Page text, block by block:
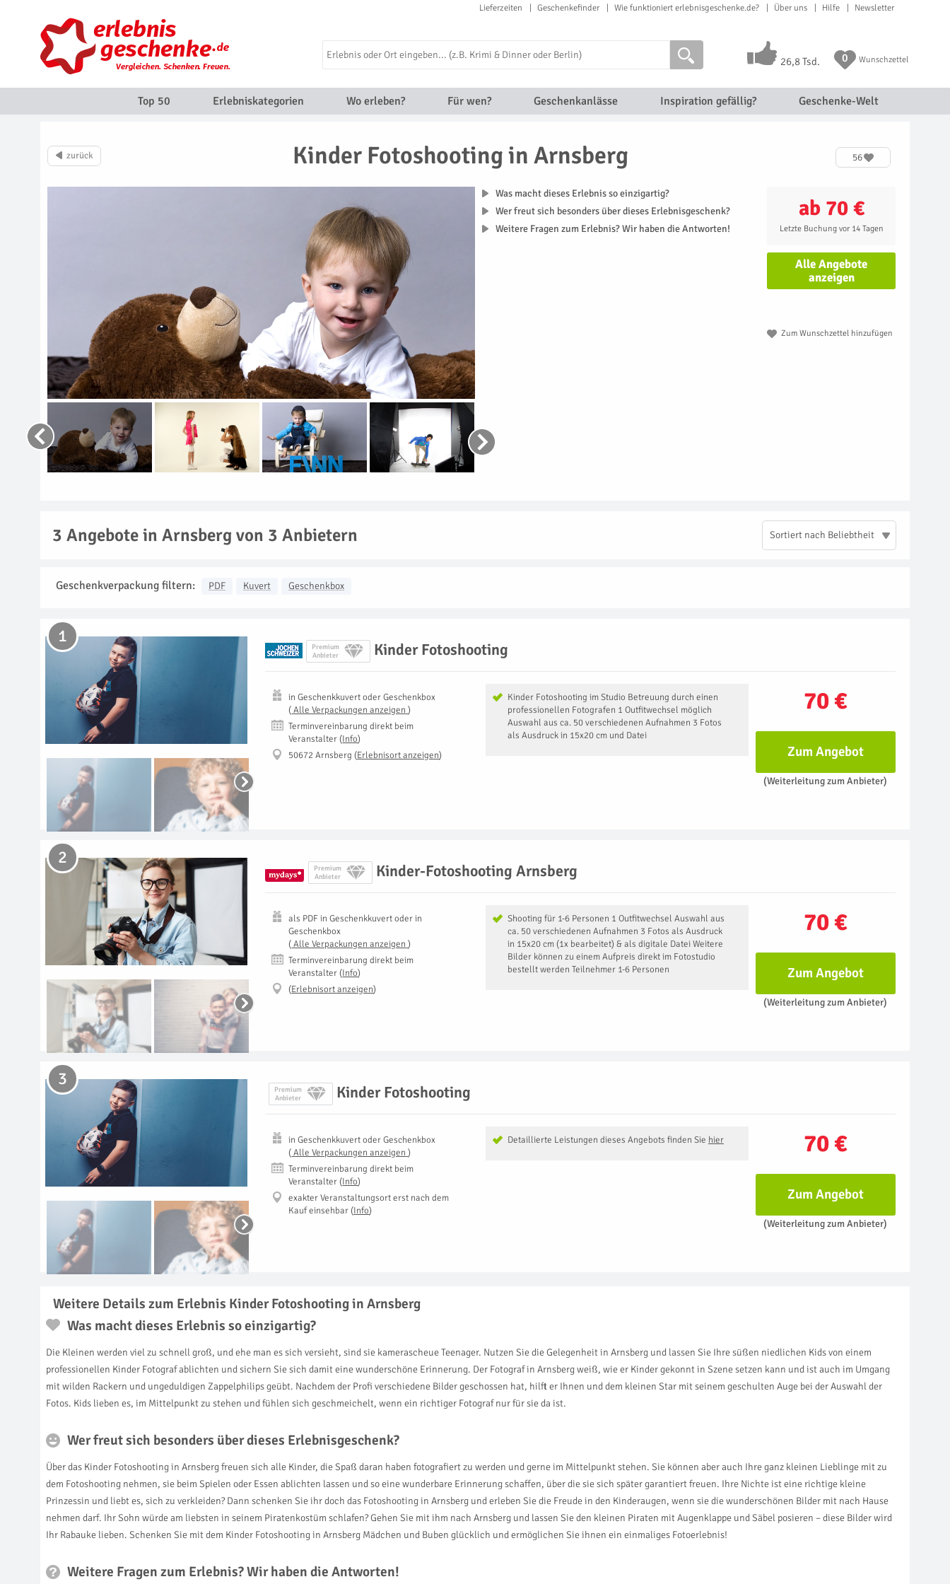
Lieferzeiten Geschenkefinder Wie funktioniert erlebnisgeschenke.de? Über uns Hilfe Newsletter
26,8 Tsd. 0 Wunschzettel
Top 50 Erlebniskategorien Wo erleben? Für wen? Geschenkanlässe Inspiration gefällig? Geschenke-Welt
Kinder Fotoshooting in Arnsberg 56
ab 70 €
Letzte Buchung vor 14 Tagen
Alle Angebote
anzeigen
Zum Wunschzettel hinzufügen
Was macht dieses Erlebnis so einzigartig?
Wer freut sich besonders über dieses Erlebnisgeschenk?
Weitere Fragen zum Erlebnis? Wir haben die Antworten!
3 Angebote in Arnsberg von 3 Anbietern Sortiert nach Beliebtheit
Geschenkverpackung filtern: PDF Kuvert Geschenkbox
Premium
Anbieter
Kinder Fotoshooting
1
70 €
Kinder Fotoshooting im Studio Betreuung durch einen
professionellen Fotografen 1 Outfitwechsel möglich
Auswahl aus ca. 50 verschiedenen Aufnahmen 3 Fotos
als Ausdruck in 15x20 cm und Datei
inGeschenkkuvert oder Geschenkbox
( Alle Verpackungen anzeigen )
Terminvereinbarung direkt beim
Veranstalter (Info)
50672 Arnsberg (Erlebnisort anzeigen) Zum Angebot
(Weiterleitung zum Anbieter)
Premium
Anbieter
Kinder-Fotoshooting Arnsberg
2
70 €
Shooting für 1-6 Personen 1 Outfitwechsel Auswahl aus
ca. 50 verschiedenen Aufnahmen 3 Fotos als Ausdruck
in 15x20 cm (1x bearbeitet) & als digitale Datei Weitere
Bilder können zu einem Aufpreis direkt im Fotostudio
bestellt werden Teilnehmer 1-6 Personen
als PDFinGeschenkkuvert oder in
Geschenkbox
( Alle Verpackungen anzeigen )
Terminvereinbarung direkt beim
Veranstalter (Info)
(Erlebnisort anzeigen)
Zum Angebot
(Weiterleitung zum Anbieter)
Premium
Anbieter
Kinder Fotoshooting
3
70 €
Detaillierte Leistungen dieses Angebots finden Sie hier
inGeschenkkuvert oder Geschenkbox
( Alle Verpackungen anzeigen )
Terminvereinbarung direkt beim
Veranstalter (Info)
exakter Veranstaltungsort erst nach dem
Kauf einsehbar (Info)
Zum Angebot
(Weiterleitung zum Anbieter)
Weitere Details zum Erlebnis Kinder Fotoshooting in Arnsberg
Was macht dieses Erlebnis so einzigartig?
Die Kleinen werden viel zu schnell groß, und ehe man es sich versieht, sind sie kamerascheue Teenager. Nutzen Sie die Gelegenheit in Arnsberg und lassen Sie Ihre süßen niedlichen Kids von einem
professionellen Kinder Fotograf ablichten und sichern Sie sich damit eine wunderschöne Erinnerung. Der Fotograf in Arnsberg weiß, wie er Kinder gekonnt in Szene setzen kann und ist auch im Umgang
mit wilden Rackern und ungeduldigen Zappelphilips geübt. Nachdem der Profi verschiedene Bilder geschossen hat, hilft er Ihnen und dem kleinen Star mit seinem geschulten Auge bei der Auswahl der
Fotos. Kids lieben es, im Mittelpunkt zu stehen und fühlen sich geschmeichelt, wenn ein richtiger Fotograf nur für sie da ist.
Wer freut sich besonders über dieses Erlebnisgeschenk?
Über das Kinder Fotoshooting in Arnsberg freuen sich alle Kinder, die Spaß daran haben fotografiert zu werden und gerne im Mittelpunkt stehen. Sie können aber auch Ihre ganz kleinen Lieblinge mit zu
dem Fotoshooting nehmen, sie beim Spielen oder Essen ablichten lassen und so eine wunderbare Erinnerung schaffen, über die sie sich später garantiert freuen. Ihre Nichte ist eine richtige kleine
Prinzessin und liebt es, sich zu verkleiden? Dann schenken Sie ihr doch das Fotoshooting in Arnsberg und erleben Sie die Freude in den Kinderaugen, wenn sie die wunderschönen Bilder mit nach Hause
nehmen darf. Ihr Sohn würde am liebsten in seinem Piratenkostüm schlafen? Gehen Sie mit ihm nach Arnsberg und lassen Sie den kleinen Piraten mit Augenklappe und Säbel posieren – diese Bilder wird
Ihr Rabauke lieben. Schenken Sie mit dem Kinder Fotoshooting in Arnsberg Mädchen und Buben glücklich und ermöglichen Sie ihnen ein einmaliges Fotoerlebnis!
Weitere Fragen zum Erlebnis? Wir haben die Antworten!